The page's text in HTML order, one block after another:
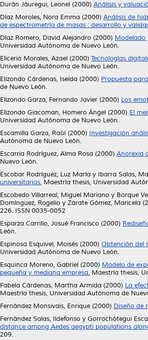
Durán Jáuregui, Leonel (2000) Análisis y
Díaz Moroles, Nora Emma (2000) Análisis de
de espectrometría de masas : desarrollo y
Díaz Romero, David Alejandro (2000) Modelado
Universidad Autónoma de Nuevo León.
Elicerio Morales, Azael (2000) Tecnologías
Universidad Autónoma de Nuevo León.
Elizondo Cárdenas, Iselda (2000) Propuesta
de Nuevo León.
Elizondo Garza, Fernando Javier (2000) Los
Elizondo Giacoman, Homero Ángel (2000) El
Universidad Autónoma de Nuevo León.
Escamilla Garza, Raúl (2000) Investigación
Autónoma de Nuevo León.
Escarria Rodríguez, Alma Rosa (2000) Anorexia
Nuevo León.
Escobar Rodríguez, Luz María y Ibarra Salas,
universitarias. Maestría thesis, Universidad
Escobedo Villarreal, Miguel Mariano y Borque
Domínguez, Rogelio y Zárate Gómez, Maricela
226. ISSN 0035-0052
Esparza Carrillo, Josué Francisco (2000)
León.
Espinosa Esquivel, Moisés (2000) Obtención del
Universidad Autónoma de Nuevo León.
Esquinca Moreno, Gabriel (2000) Modelo de
pequeña y mediana empresa. Maestría thesis,
Fabela Cárdenas, Martha Armida (2000) La
Maestría thesis, Universidad Autónoma de
Fernández Monsivais, Enrique (2000) Diseño de
Fernández Salas, Ildefonso y Gorrochótegui
distance among Aedes aegypti populations
209.